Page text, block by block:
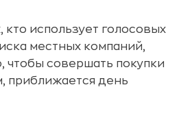
кто использует голосовых
местных компаний,
чтобы совершать покупки
приближается день